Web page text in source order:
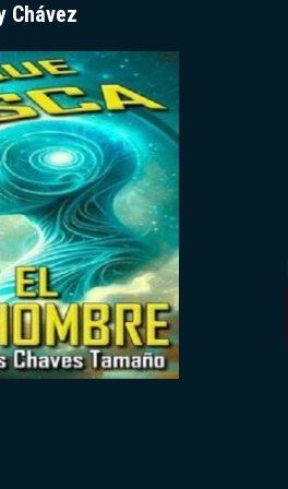
Chávez